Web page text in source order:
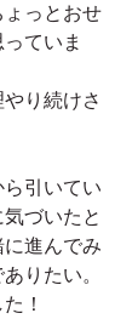
っとおせ
ていま
り続けさ
引いてい
づいたと
進んでみ
りたい。
！